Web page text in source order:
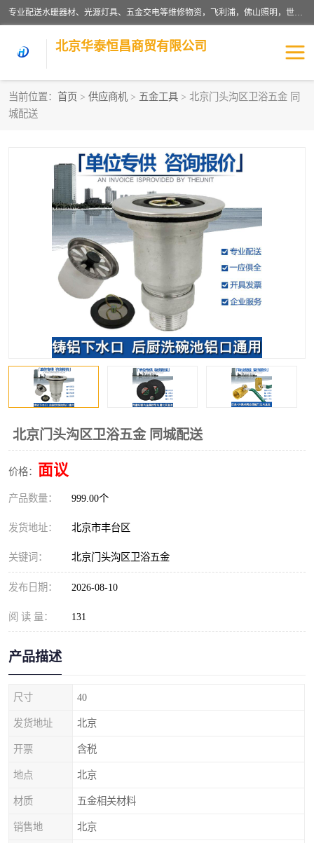
专业配送水暖器材、光源灯具、五金交电等维修物资，飞利浦，佛山照明，世达，博世，九牧，特陶等各产品涉及国内外知名品牌。公司专注与物业、学校、酒店、工厂等单位合作，提供一站式配送服务，降低客户综合成本。依托电子商务改变传统模式，以专业的团队为客户提供24H物资配送到达，货到月结、统一开票，便捷退换等服务，提高了企业的运营效率。
北京华泰恒昌商贸有限公司
当前位置： 首页 > 供应商机 > 五金工具 > 北京门头沟区卫浴五金 同
城配送
北京门头沟区卫浴五金 同城配送
价格： 面议
产品数量： 999.00个
发货地址： 北京市丰台区
关键词： 北京门头沟区卫浴五金
发布日期： 2026-08-10
阅 读 量： 131
产品描述
尺寸 40
发货地址 北京
开票 含税
地点 北京
材质 五金相关材料
销售地 北京
水暖阀门
涂料辅材